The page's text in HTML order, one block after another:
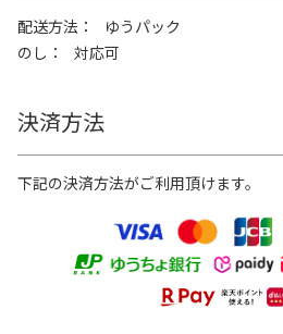
配送方法
ゆうパック
のし
対応可
決済方法
下記の決済方法がご利用頂けます。